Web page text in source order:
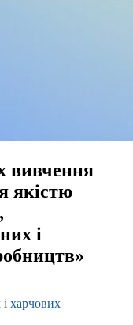
вивчення
якістю
і
харчових